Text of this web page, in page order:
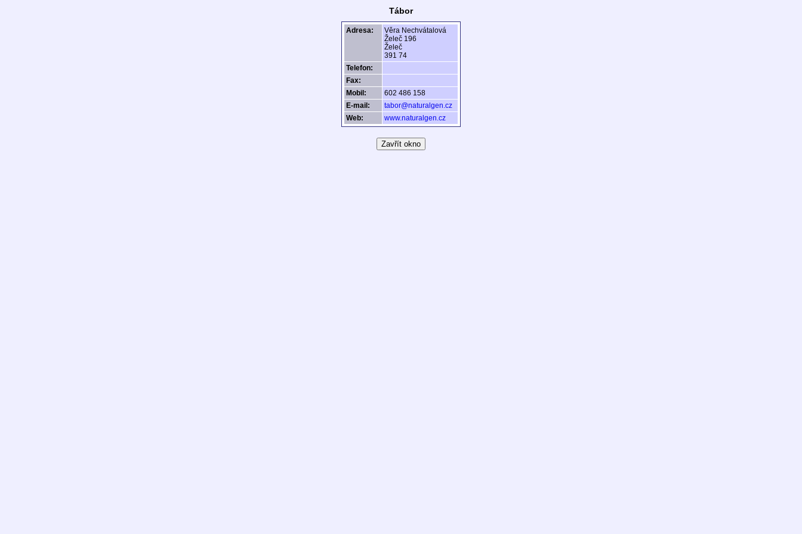
Tábor
Adresa:
Věra Nechvátalová
Želeč 196
Želeč
391 74
Telefon:
Fax:
Mobil:
602 486 158
E-mail:
tabor@naturalgen.cz
Web:
www.naturalgen.cz